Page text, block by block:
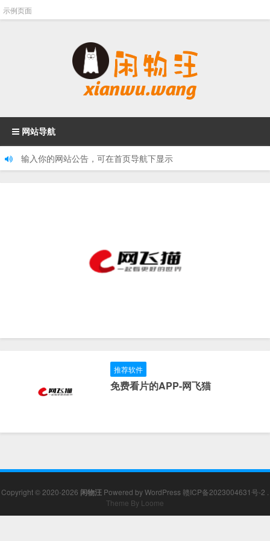
示例页面
网站导航
输入你的网站公告，可在首页导航下显示
推荐软件
免费看片的APP-网飞猫
Copyright © 2020-2026 闲物汪 Powered byWordPress 赣ICP备2023004631号-2 .
Theme By Loome